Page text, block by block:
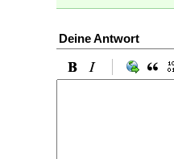
Deine Antwort